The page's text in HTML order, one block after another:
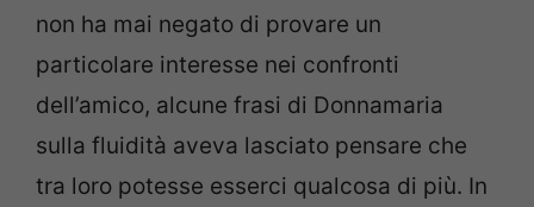
non ha mai negato di provare un
particolare interesse nei confronti
dell’amico, alcune frasi di Donnamaria
sulla fluidità aveva lasciato pensare che
tra loro potesse esserci qualcosa di più. In